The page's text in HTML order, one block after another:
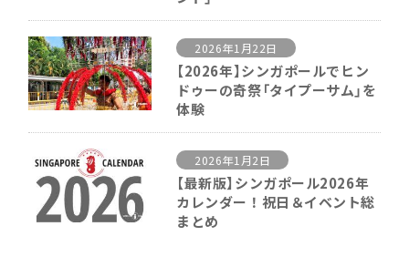
2026年1月22日
【2026年】シンガポールでヒン
ドゥーの奇祭「タイプーサム」を
体験
2026年1月2日
【最新版】シンガポール2026年
カレンダー！祝日＆イベント総
まとめ